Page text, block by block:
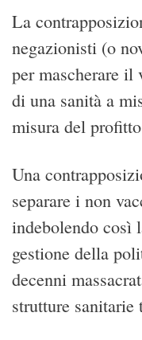
La
negazionisti (o
per mascherare
di una sanità a
misura del
Una
separare i non
indebolendo così
gestione della
decenni
strutture